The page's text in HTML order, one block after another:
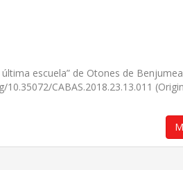
escuela” de Otones de
CABAS.2018.23.13.011